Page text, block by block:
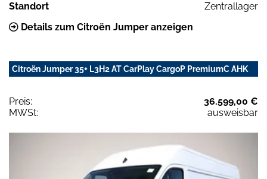
Standort
Zentrallager
Details zum Citroën Jumper anzeigen
Citroën Jumper 35+ L3H2 AT CarPlay CargoP PremiumC AHK
Preis:
36.599,00 €
MWSt:
ausweisbar